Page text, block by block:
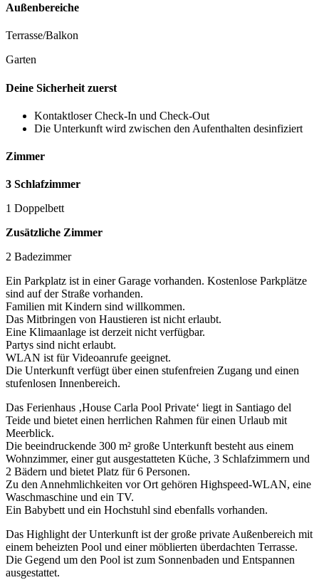
Außenbereiche
Terrasse/Balkon
Garten
Deine Sicherheit zuerst
Kontaktloser Check-In und Check-Out
Die Unterkunft wird zwischen den Aufenthalten desinfiziert
Zimmer
3 Schlafzimmer
1 Doppelbett
Zusätzliche Zimmer
2 Badezimmer
Ein Parkplatz ist in einer Garage vorhanden. Kostenlose Parkplätze
sind auf der Straße vorhanden.
Familien mit Kindern sind willkommen.
Das Mitbringen von Haustieren ist nicht erlaubt.
Eine Klimaanlage ist derzeit nicht verfügbar.
Partys sind nicht erlaubt.
WLAN ist für Videoanrufe geeignet.
Die Unterkunft verfügt über einen stufenfreien Zugang und einen
stufenlosen Innenbereich.
Das Ferienhaus ‚House Carla Pool Private‘ liegt in Santiago del
Teide und bietet einen herrlichen Rahmen für einen Urlaub mit
Meerblick.
Die beeindruckende 300 m² große Unterkunft besteht aus einem
Wohnzimmer, einer gut ausgestatteten Küche, 3 Schlafzimmern und
2 Bädern und bietet Platz für 6 Personen.
Zu den Annehmlichkeiten vor Ort gehören Highspeed-WLAN, eine
Waschmaschine und ein TV.
Ein Babybett und ein Hochstuhl sind ebenfalls vorhanden.
Das Highlight der Unterkunft ist der große private Außenbereich mit
einem beheizten Pool und einer möblierten überdachten Terrasse.
Die Gegend um den Pool ist zum Sonnenbaden und Entspannen
ausgestattet.